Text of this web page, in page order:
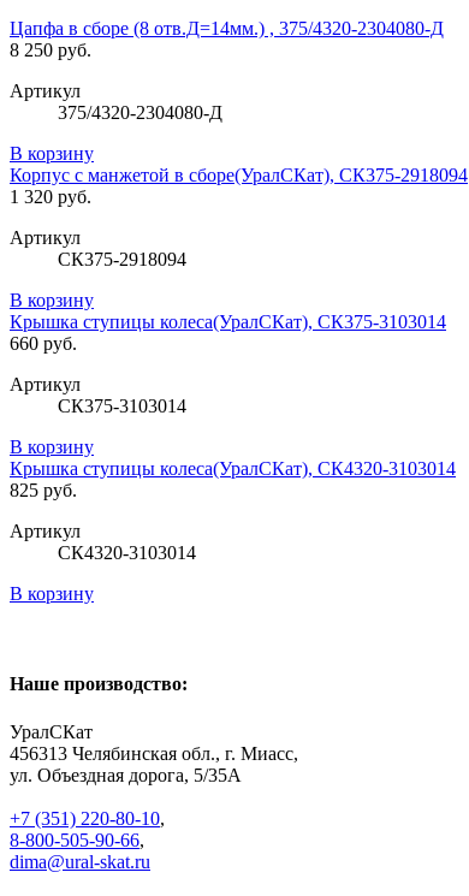
Цапфа в сборе (8 отв.Д=14мм.) , 375/4320-2304080-Д
8 250 руб.
Артикул
375/4320-2304080-Д
В корзину
Корпус с манжетой в сборе(УралСКат), СК375-2918094
1 320 руб.
Артикул
СК375-2918094
В корзину
Крышка ступицы колеса(УралСКат), СК375-3103014
660 руб.
Артикул
СК375-3103014
В корзину
Крышка ступицы колеса(УралСКат), СК4320-3103014
825 руб.
Артикул
СК4320-3103014
В корзину
Наше производство:
УралСКат
456313 Челябинская обл., г. Миасс,
ул. Объездная дорога, 5/35А
+7 (351) 220-80-10,
8-800-505-90-66,
dima@ural-skat.ru